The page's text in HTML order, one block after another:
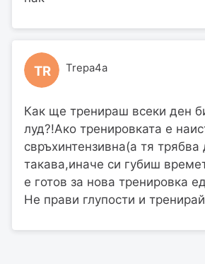
TR Trepa4a
Как ще тренираш всеки ден
луд?!Ако тренировката е
свръхинтензивна(а тя трябва
такава,иначе си губиш
е готов за нова тренировка
Не прави глупости и